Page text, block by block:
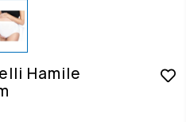
Hamile